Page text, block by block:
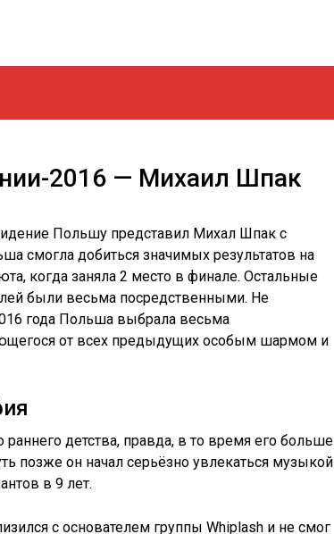
2016 — Михаил Шпак
Польшу представил Михал Шпак с
смогла добиться значимых результатов на
когда заняла 2 место в финале. Остальные
были весьма посредственными. Не
года Польша выбрала весьма
от всех предыдущих особым шармом и
детства, правда, в то время его больше
позже он начал серьёзно увлекаться музыкой
в 9 лет.
с основателем группы Whiplash и не смог